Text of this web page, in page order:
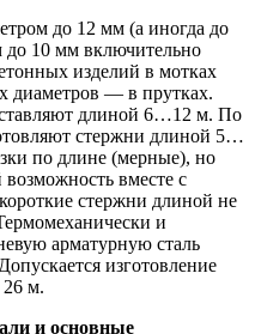
до 12 мм (а иногда до
10 мм включительно
изделий в мотках
диаметров — в прутках.
длиной 6…12 м. По
стержни длиной 5…
по длине (мерные), но
возможность вместе с
стержни длиной не
и
арматурную сталь
изготовление
26 м.
и основные